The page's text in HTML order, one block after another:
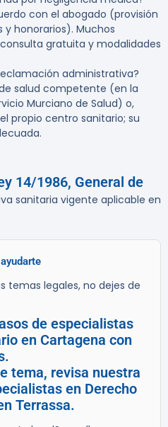
con el abogado (provisión
honorarios). Muchos
gratuita y modalidades
administrativa?
salud competente (en la
Murciano de Salud) o,
propio centro sanitario; su
14/1986, General de
sanitaria vigente aplicable en
temas legales, no dejes de
de especialistas
en Cartagena con
tema, revisa nuestra
en Derecho
Terrassa.